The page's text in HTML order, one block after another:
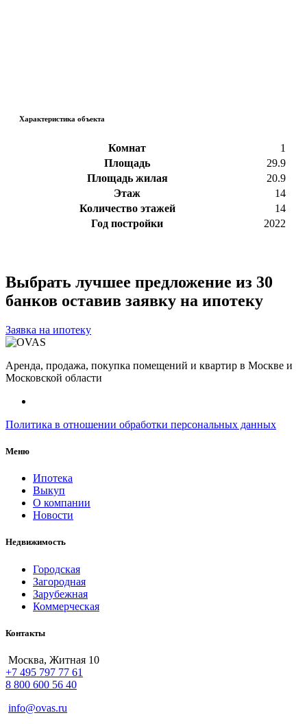
Характеристика объекта
Комнат
1
Площадь
29.9
Площадь жилая
20.9
Этаж
14
Количество этажей
14
Год постройки
2022
Выбрать лучшее предложение из 30
банков оставив заявку на ипотеку
Заявка на ипотеку
Аренда, продажа, покупка помещений и квартир в Москве и
Московской области
Политика в отношении обработки персональных данных
Меню
Ипотека
Выкуп
О компании
Новости
Недвижимость
Городская
Загородная
Зарубежная
Коммерческая
Контакты
Москва, Житная 10
+7 495 797 77 61
8 800 600 56 40
info@ovas.ru